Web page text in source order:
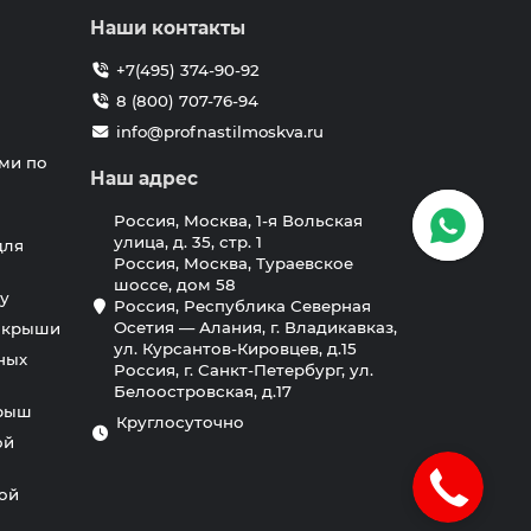
по
крыши
Наши контакты
+7(495) 374-90-92
8 (800) 707-76-94
info@profnastilmoskva.ru
Наш адрес
Россия, Москва, 1-я Вольская
улица, д. 35, стр. 1
Россия, Москва, Тураевское
шоссе, дом 58
Россия, Республика Северная
Осетия — Алания, г. Владикавказ,
ул. Курсантов-Кировцев, д.15
Россия, г. Санкт-Петербург, ул.
Белоостровская, д.17
Круглосуточно